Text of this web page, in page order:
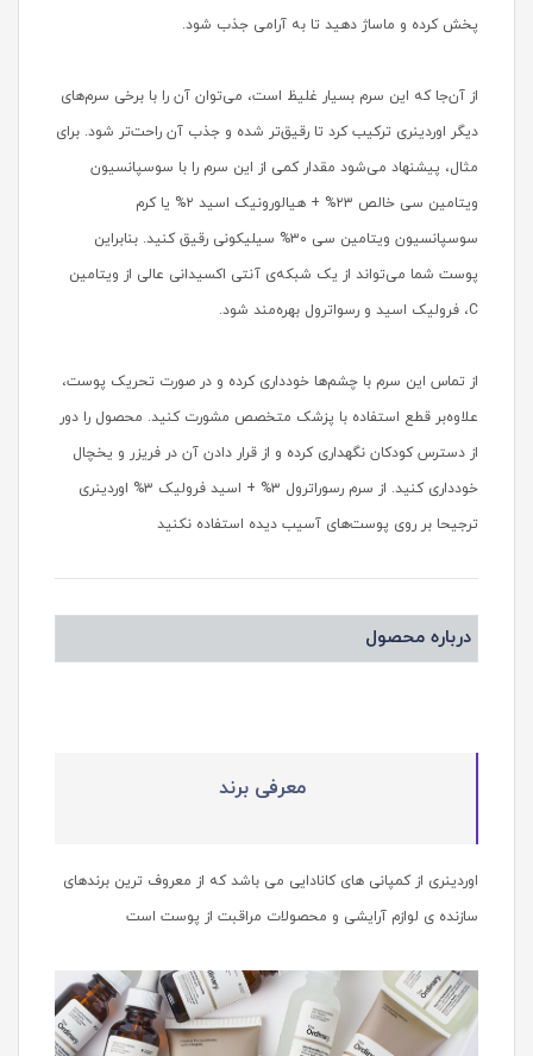
پخش کرده و ماساژ دهید تا به آرامی جذب شود.
از آن‌جا که این سرم بسیار غلیظ است، می‌توان آن را با برخی سرم‌های
دیگر اوردینری ترکیب کرد تا رقیق‌تر شده و جذب آن راحت‌تر شود. برای
مثال، پیشنهاد می‌شود مقدار کمی از این سرم را با سوسپانسیون
ویتامین سی خالص ۲۳% + هیالورونیک اسید ۲% یا کرم
سوسپانسیون ویتامین سی ۳۰% سیلیکونی رقیق کنید. بنابراین
پوست شما می‌تواند از یک شبکه‌ی آنتی اکسیدانی عالی از ویتامین
C، فرولیک اسید و رسواترول بهره‌مند شود.
از تماس این سرم با چشم‌ها خودداری کرده و در صورت تحریک پوست،
علاوه‌بر قطع استفاده با پزشک متخصص مشورت کنید. محصول را دور
از دسترس کودکان نگهداری کرده و از قرار دادن آن در فریزر و یخچال
خودداری کنید. از سرم رسوراترول ۳% + اسید فرولیک ۳% اوردینری
ترجیحا بر روی پوست‌های آسیب دیده استفاده نکنید
درباره محصول
معرفی برند
اوردینری از کمپانی های کانادایی می باشد که از معروف ترین برندهای
سازنده ی لوازم آرایشی و محصولات مراقبت از پوست است